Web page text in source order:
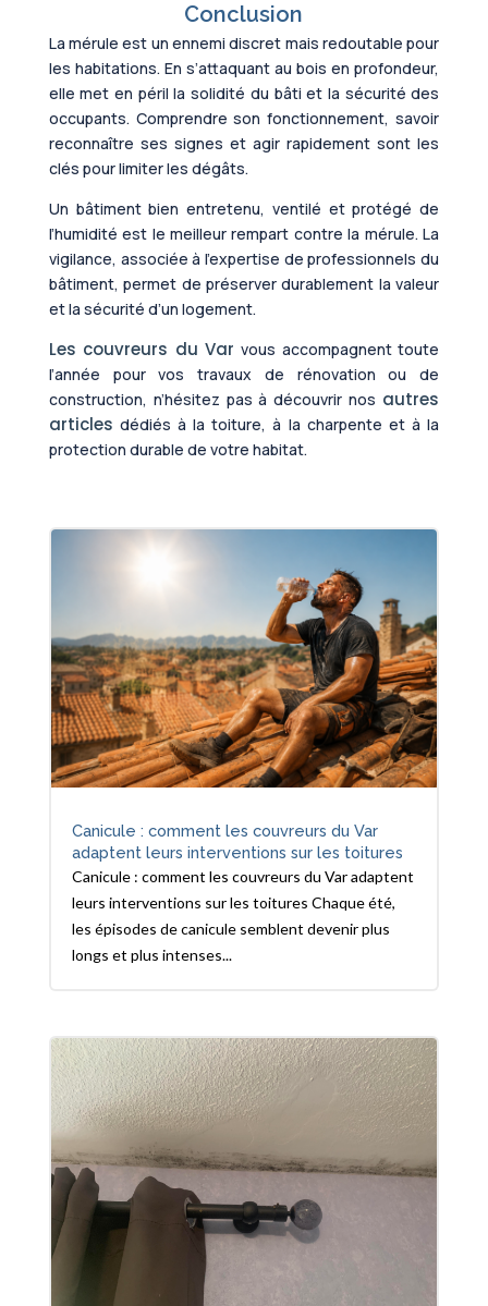
Conclusion
La mérule est un ennemi discret mais redoutable pour
les habitations. En s’attaquant au bois en profondeur,
elle met en péril la solidité du bâti et la sécurité des
occupants. Comprendre son fonctionnement, savoir
reconnaître ses signes et agir rapidement sont les
clés pour limiter les dégâts.
Un bâtiment bien entretenu, ventilé et protégé de
l’humidité est le meilleur rempart contre la mérule. La
vigilance, associée à l’expertise de professionnels du
bâtiment, permet de préserver durablement la valeur
et la sécurité d’un logement.
Les couvreurs du Var vous accompagnent toute
l’année pour vos travaux de rénovation ou de
construction, n’hésitez pas à découvrir nos autres
articles dédiés à la toiture, à la charpente et à la
protection durable de votre habitat.
Canicule : comment les couvreurs du Var
adaptent leurs interventions sur les toitures
Canicule : comment les couvreurs du Var adaptent
leurs interventions sur les toitures Chaque été,
les épisodes de canicule semblent devenir plus
longs et plus intenses...